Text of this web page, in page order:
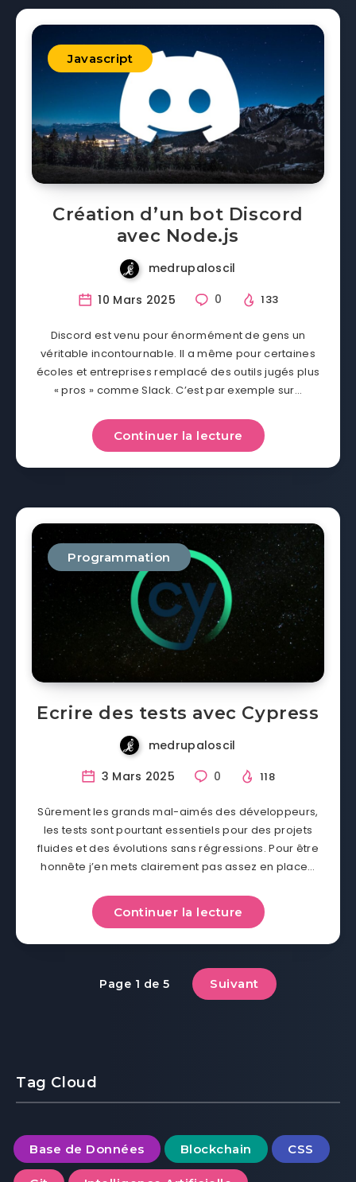
Javascript
Création d’un bot Discord
avec Node.js
medrupaloscil
10 Mars 2025
0 133
Discord est venu pour énormément de gens un
véritable incontournable. Il a même pour certaines
écoles et entreprises remplacé des outils jugés plus
« pros » comme Slack. C’est par exemple sur…
Continuer la lecture
Programmation
Ecrire des tests avec Cypress
medrupaloscil
3 Mars 2025
0 118
Sûrement les grands mal-aimés des développeurs,
les tests sont pourtant essentiels pour des projets
fluides et des évolutions sans régressions. Pour être
honnête j’en mets clairement pas assez en place…
Continuer la lecture
Page 1 de 5 Suivant
Tag Cloud
Base de Données Blockchain CSS